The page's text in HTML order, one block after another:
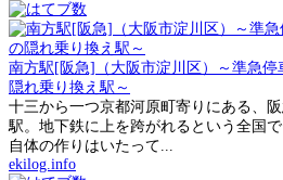
南方駅[阪急]（大阪市淀川区）～準急
隠れ乗り換え駅～
十三から一つ京都河原町寄りにある、
駅。地下鉄に上を跨がれるという全国
自体の作りはいたって...
ekilog.info